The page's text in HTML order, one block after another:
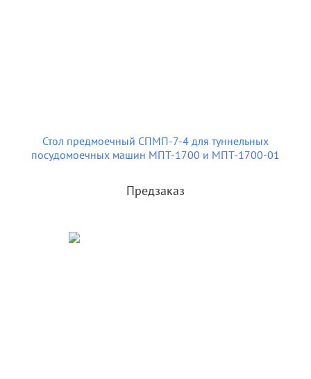
Стол предмоечный СПМП-7-4 для туннельных
посудомоечных машин МПТ-1700 и МПТ-1700-01
Предзаказ